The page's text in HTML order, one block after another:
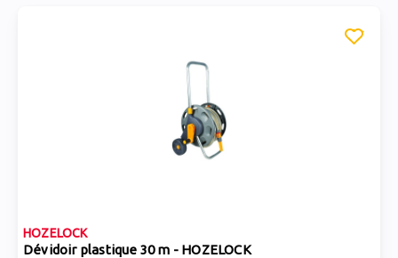
HOZELOCK
Dévidoir plastique 30 m - HOZELOCK